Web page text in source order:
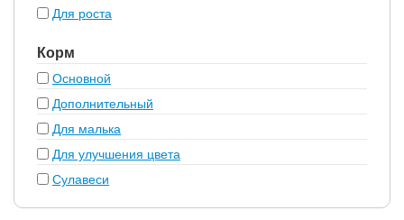
Для роста
Корм
Основной
Дополнительный
Для малька
Для улучшения цвета
Сулавеси